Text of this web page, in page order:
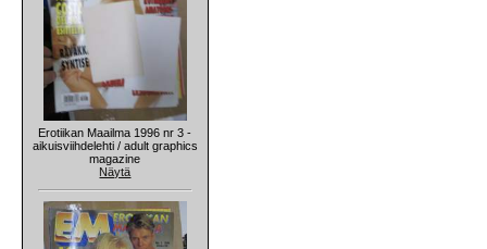
Erotiikan Maailma 1996 nr 3 -
aikuisviihdelehti / adult graphics
magazine
Näytä